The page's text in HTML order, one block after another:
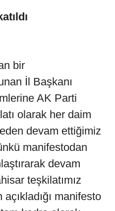
bir
İl Başkanı
AK Parti
olarak her daim
devam ettiğimiz
manifestodan
devam
teşkilatımız
açıkladığı manifesto